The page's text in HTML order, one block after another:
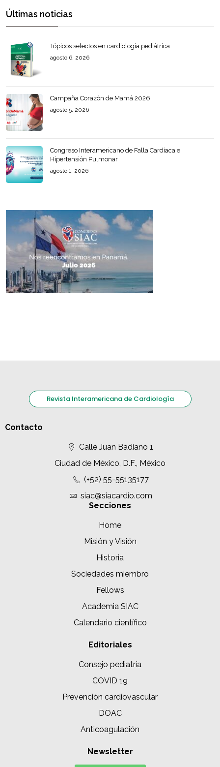
Últimas noticias
Tópicos selectos en cardiología pediátrica
agosto 6, 2026
Campaña Corazón de Mamá 2026
agosto 5, 2026
Congreso Interamericano de Falla Cardíaca e
Hipertensión Pulmonar
agosto 1, 2026
Revista Interamericana de Cardiología
Contacto
Calle Juan Badiano 1
Ciudad de México, D.F., México
(+52) 55-55135177
siac@siacardio.com
Secciones
Home
Misión y Visión
Historia
Sociedades miembro
Fellows
Academia SIAC
Calendario científico
Editoriales
Consejo pediatría
COVID 19
Prevención cardiovascular
DOAC
Anticoagulación
Newsletter